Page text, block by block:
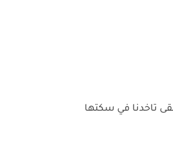
تاخدنا في سكتها